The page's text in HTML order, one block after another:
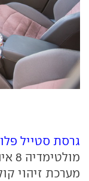
גרסת סטייל
מערכת זיהוי